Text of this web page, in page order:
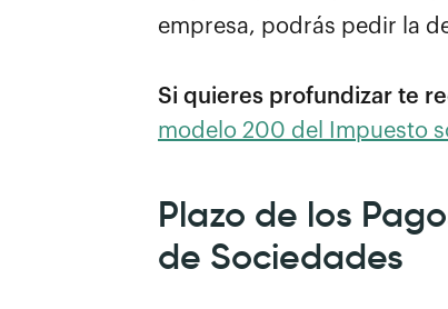
empresa, podrás pedir la
Si quieres profundizar te
modelo 200 del Impuesto
Plazo de los
de Sociedades